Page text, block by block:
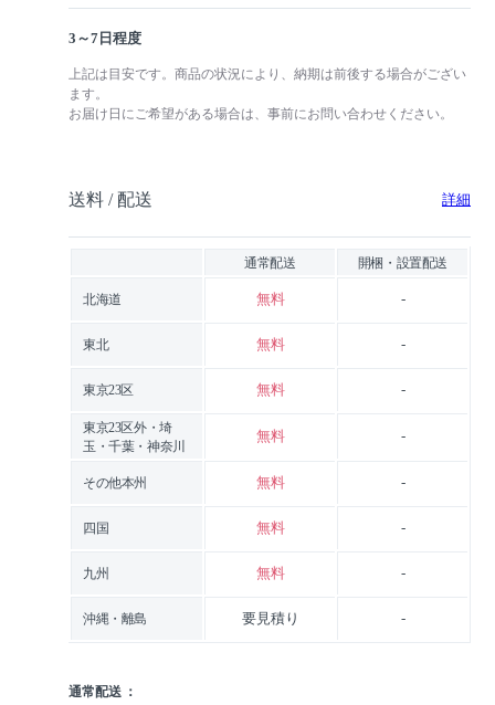
3～7日程度
上記は目安です。商品の状況により、納期は前後する場合がござい
ます。
お届け日にご希望がある場合は、事前にお問い合わせください。
送料 / 配送 詳細
通常配送 開梱・設置配送
北海道 無料 -
東北 無料 -
東京23区 無料 -
東京23区外・埼
玉・千葉・神奈川
無料 -
その他本州 無料 -
四国 無料 -
九州 無料 -
沖縄・離島 要見積り -
通常配送